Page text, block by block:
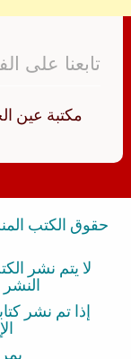
تابعنا على
‏مكتبة عين
حقوق الكتب
لا يتم نشر
إذا تم نشر